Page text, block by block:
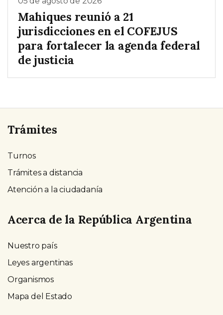
Mahiques reunió a 21
jurisdicciones en el COFEJUS
para fortalecer la agenda federal
de justicia
Trámites
Turnos
Trámites a distancia
Atención a la ciudadanía
Acerca de la República Argentina
Nuestro país
Leyes argentinas
Organismos
Mapa del Estado